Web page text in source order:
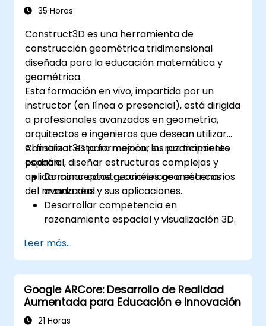
35 Horas
Construct3D es una herramienta de
construcción geométrica tridimensional
diseñada para la educación matemática y
geométrica.
Esta formación en vivo, impartida por un
instructor (en línea o presencial), está dirigida
a profesionales avanzados en geometría,
arquitectos e ingenieros que desean utilizar
Construct3D para mejorar su razonamiento
espacial, diseñar estructuras complejas y
aplicar conceptos geométricos a escenarios
del mundo real.
Al finalizar esta formación, los participantes
podrán:
Dominar construcciones geométricas
avanzadas y sus aplicaciones.
Desarrollar competencia en
razonamiento espacial y visualización 3D.
complejas en realidad aumentada.
Integrar la realidad aumentada con el
diseño geométrico en su práctica
profesional.
Leer más...
Google ARCore: Desarrollo de Realidad
Aumentada para Educación e Innovación
21 Horas